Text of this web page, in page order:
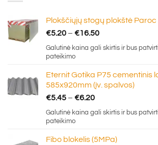
Plokščiųjų stogų plokštė Paroc
€5.20 – €16.50Price
range:
€16.50
Galutinė kaina gali skirtis ir bus
pateikimo
Eternit Gotika P75 cementinis
585x920mm (įv. spalvos)
€5.45 – €6.20Price
range:
€6.20
Galutinė kaina gali skirtis ir bus
pateikimo
Fibo blokelis (5MPa)